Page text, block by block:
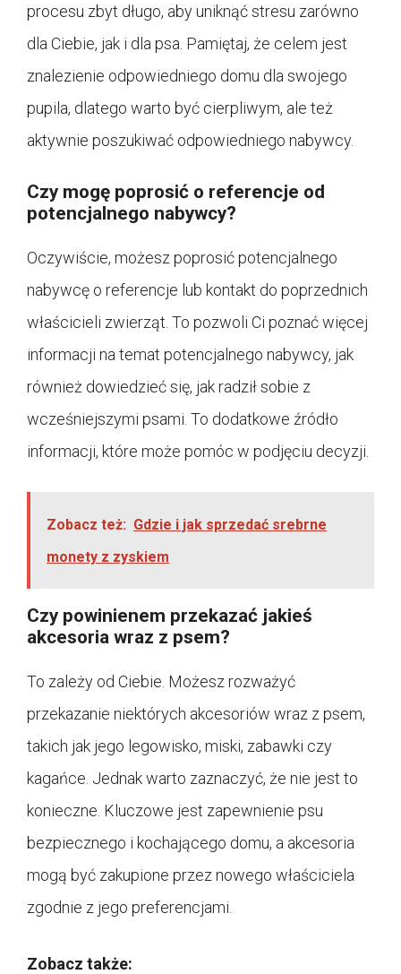
procesu zbyt długo, aby uniknąć stresu zarówno
dla Ciebie, jak i dla psa. Pamiętaj, że celem jest
znalezienie odpowiedniego domu dla swojego
pupila, dlatego warto być cierpliwym, ale też
aktywnie poszukiwać odpowiedniego nabywcy.
Czy mogę poprosić o referencje od
potencjalnego nabywcy?
Oczywiście, możesz poprosić potencjalnego
nabywcę o referencje lub kontakt do poprzednich
właścicieli zwierząt. To pozwoli Ci poznać więcej
informacji na temat potencjalnego nabywcy, jak
również dowiedzieć się, jak radził sobie z
wcześniejszymi psami. To dodatkowe źródło
informacji, które może pomóc w podjęciu decyzji.
Zobacz też: Gdzie i jak sprzedać srebrne
monety z zyskiem
Czy powinienem przekazać jakieś
akcesoria wraz z psem?
To zależy od Ciebie. Możesz rozważyć
przekazanie niektórych akcesoriów wraz z psem,
takich jak jego legowisko, miski, zabawki czy
kagańce. Jednak warto zaznaczyć, że nie jest to
konieczne. Kluczowe jest zapewnienie psu
bezpiecznego i kochającego domu, a akcesoria
mogą być zakupione przez nowego właściciela
zgodnie z jego preferencjami.
Zobacz także: